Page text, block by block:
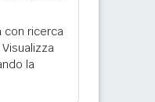
con ricerca
la